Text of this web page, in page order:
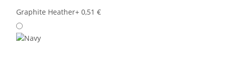
Graphite Heather+ 0,51 €